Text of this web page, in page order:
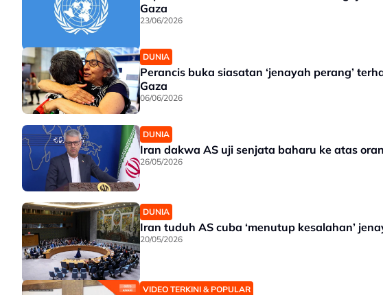
Gaza
23/06/2026
DUNIA
Perancis buka siasatan ‘jenayah perang’
Gaza
06/06/2026
DUNIA
Iran dakwa AS uji senjata baharu ke atas
26/05/2026
DUNIA
Iran tuduh AS cuba ‘menutup kesalahan’
20/05/2026
VIDEO TERKINI & POPULAR